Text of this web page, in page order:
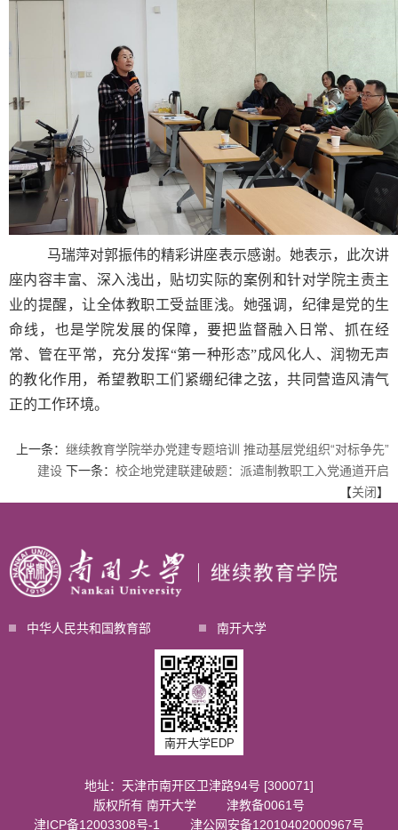
马瑞萍对郭振伟的精彩讲座表示感谢。她表示，此次讲
座内容丰富、深入浅出，贴切实际的案例和针对学院主责主
业的提醒，让全体教职工受益匪浅。她强调，纪律是党的生
命线，也是学院发展的保障，要把监督融入日常、抓在经
常、管在平常，充分发挥“第一种形态”成风化人、润物无声
的教化作用，希望教职工们紧绷纪律之弦，共同营造风清气
正的工作环境。
上一条： 继续教育学院举办党建专题培训 推动基层党组织“对标争先”
建设 下一条： 校企地党建联建破题：派遣制教职工入党通道开启
【关闭】
中华人民共和国教育部 南开大学
南开大学EDP
地址：天津市南开区卫津路94号 [300071]
版权所有 南开大学
津教备0061号
津ICP备12003308号-1
津公网安备12010402000967号